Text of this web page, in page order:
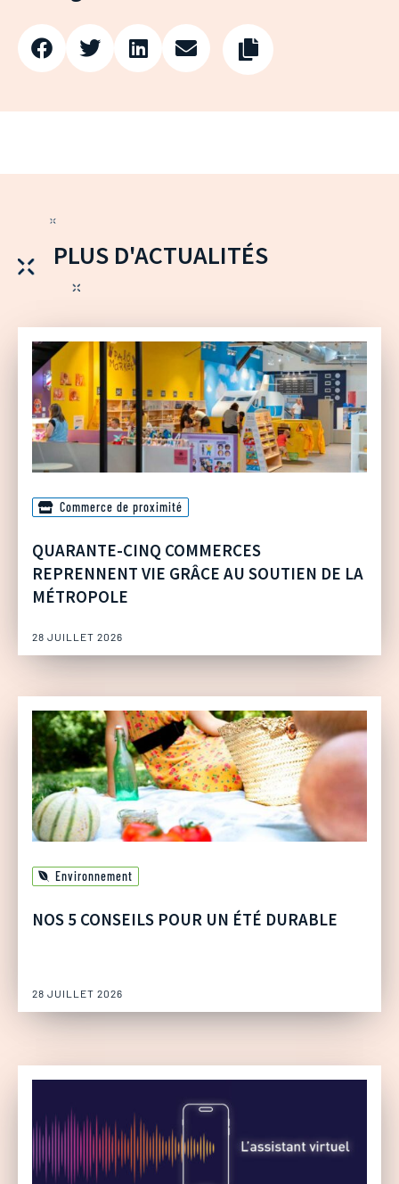
PLUS D'ACTUALITÉS
Commerce de proximité
QUARANTE-CINQ COMMERCES
REPRENNENT VIE GRÂCE AU SOUTIEN DE LA
MÉTROPOLE
28 JUILLET 2026
Environnement
NOS 5 CONSEILS POUR UN ÉTÉ DURABLE
28 JUILLET 2026